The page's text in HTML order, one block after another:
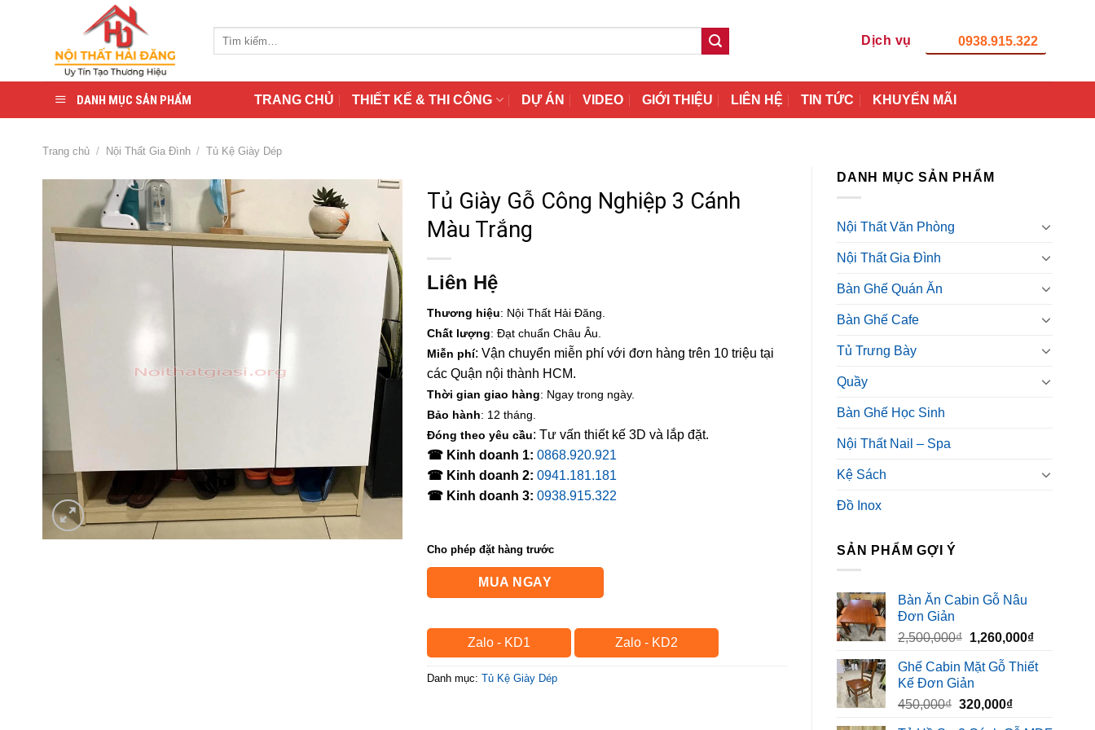
Dịch vụ 0938.915.322
DANH MỤC SẢN PHẨM TRANG CHỦ THIẾT KẾ & THI CÔNG DỰ ÁN VIDEO GIỚI THIỆU LIÊN HỆ TIN TỨC KHUYẾN MÃI
Trang chủ / Nội Thất Gia Đình / Tủ Kệ Giày Dép
DANH MỤC SẢN PHẨM
Nội Thất Văn Phòng
Nội Thất Gia Đình
Bàn Ghế Quán Ăn
Bàn Ghế Cafe
Tủ Trưng Bày
Quầy
Bàn Ghế Học Sinh
Nội Thất Nail – Spa
Kệ Sách
Đồ Inox
SẢN PHẨM GỢI Ý
Bàn Ăn Cabin Gỗ Nâu
Đơn Giản
2,500,000₫ Giá
là:
2,500,000₫.
1,260,000₫Giá
tại
Ghế Cabin Mặt Gỗ Thiết
Kế Đơn Giản
450,000₫ Giá
320,000₫Giá
Tủ Giày Gỗ Công Nghiệp 3 Cánh
Màu Trắng
Liên Hệ
Thương hiệu: Nội Thất Hải Đăng.
Chất lượng: Đạt chuẩn Châu Âu.
Miễn phí: Vận chuyển miễn phí với đơn hàng trên 10 triệu tại
các Quận nội thành HCM.
Thời gian giao hàng: Ngay trong ngày.
Bảo hành: 12 tháng.
Đóng theo yêu cầu: Tư vấn thiết kế 3D và lắp đặt.
☎ Kinh doanh 1: 0868.920.921
☎ Kinh doanh 2: 0941.181.181
☎ Kinh doanh 3: 0938.915.322
Cho phép đặt hàng trước
MUA NGAY
Zalo - KD1 Zalo - KD2
Danh mục: Tủ Kệ Giày Dép